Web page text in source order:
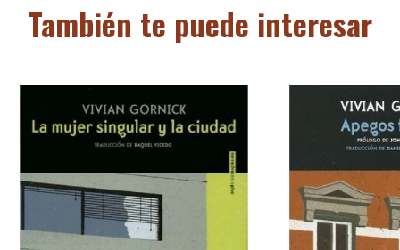
También te puede interesar